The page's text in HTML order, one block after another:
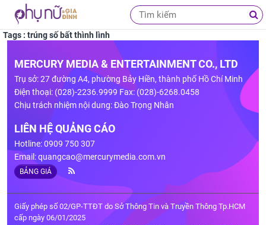
Tags : trúng số bất thình lình
MERCURY MEDIA & ENTERTAINMENT CO., LTD
Trụ sở: 27 đường A4, phường Bảy Hiền, thành phố Hồ Chí Minh
Điện thoại: (028)-2236.9999 Fax: (028)-6268.0458
Chịu trách nhiệm nội dung: Đào Trọng Nhân
LIÊN HỆ QUẢNG CÁO
Hotline: 0909 750 307
Email:quangcao@mercurymedia.com.vn
BẢNG GIÁ
Giấy phép số 02/GP-TTĐT do Sở Thông Tin và Truyền Thông Tp.HCM
cấp ngày 06/01/2025